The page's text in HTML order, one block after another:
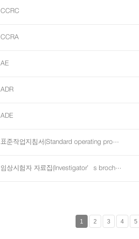
CCRC
CCRA
AE
ADR
ADE
표준작업지침서(Standard operating pro…
임상시험자 자료집(Investigator’s broch…
1 2 3 4 5